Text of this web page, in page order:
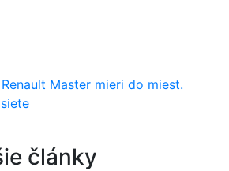
Master mieri do miest.
články